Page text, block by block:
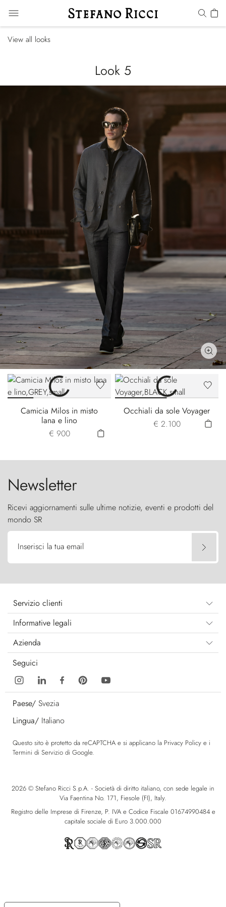
View all looks
Look 5
Camicia Milos in misto
lana e lino
€ 900
Occhiali da sole Voyager
€ 2.100
Newsletter
Ricevi aggiornamenti sulle ultime notizie, eventi e prodotti del
mondo SR
Inserisci la tua email
Servizio clienti
Informative legali
Azienda
Seguici
Paese/ Svezia
Lingua/ Italiano
Questo sito è protetto da reCAPTCHA e si applicano la Privacy Policy e i
Termini di Servizio di Google.
2026 © Stefano Ricci S.p.A. - Società di diritto italiano, con sede legale in
Via Faentina No. 171, Fiesole (FI), Italy.
Registro delle Imprese di Firenze, P. IVA e Codice Fiscale 01674990484 e
capitale sociale di Euro 3.000.000